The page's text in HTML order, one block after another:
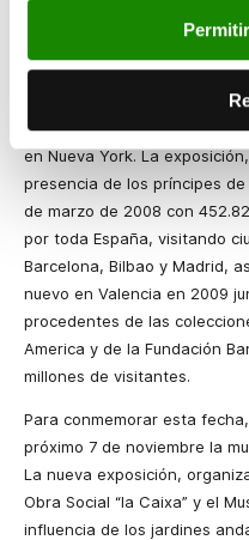
La Fundación Bancaja
de la exposiciónSorolla.
primera vez en España los
valenciano pintó para la
en Nueva York. La
presencia de los príncipes
de marzo de 2008 con
por toda España, visitando
Barcelona, Bilbao y Madrid,
nuevo en Valencia en 2009
procedentes de las
America y de la Fundación
millones de visitantes.
Para conmemorar esta
próximo 7 de noviembre la
La nueva exposición,
Obra Social “la Caixa” y el
influencia de los jardines